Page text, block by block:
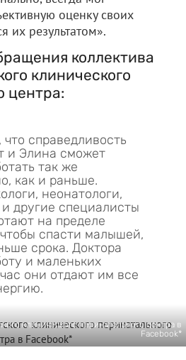
оценку своих
их результатом».
коллектива
клинического
центра:
справедливость
и Элина сможет
так же
как и раньше.
неонатологи,
другие специалисты
на пределе
спасти малышей,
срока. Доктора
и маленьких
они отдают им все
клинического перинатального центра в
Facebook*